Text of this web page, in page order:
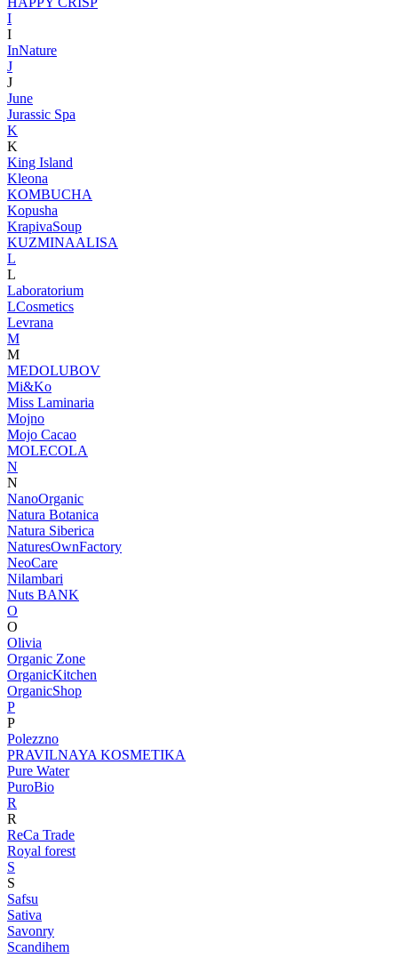
I
I
InNature
J
J
June
Jurassic Spa
K
K
King Island
Kleona
KOMBUCHA
Kopusha
KrapivaSoup
KUZMINAALISA
L
L
Laboratorium
LCosmetics
Levrana
M
M
MEDOLUBOV
Mi&Ko
Miss Laminaria
Mojno
Mojo Cacao
MOLECOLA
N
N
NanoOrganic
Natura Botanica
Natura Siberica
NaturesOwnFactory
NeoCare
Nilambari
Nuts BANK
O
O
Olivia
Organic Zone
OrganicKitchen
OrganicShop
P
P
Polezzno
PRAVILNAYA KOSMETIKA
Pure Water
PuroBio
R
R
ReCa Trade
Royal forest
S
S
Safsu
Sativa
Savonry
Scandihem